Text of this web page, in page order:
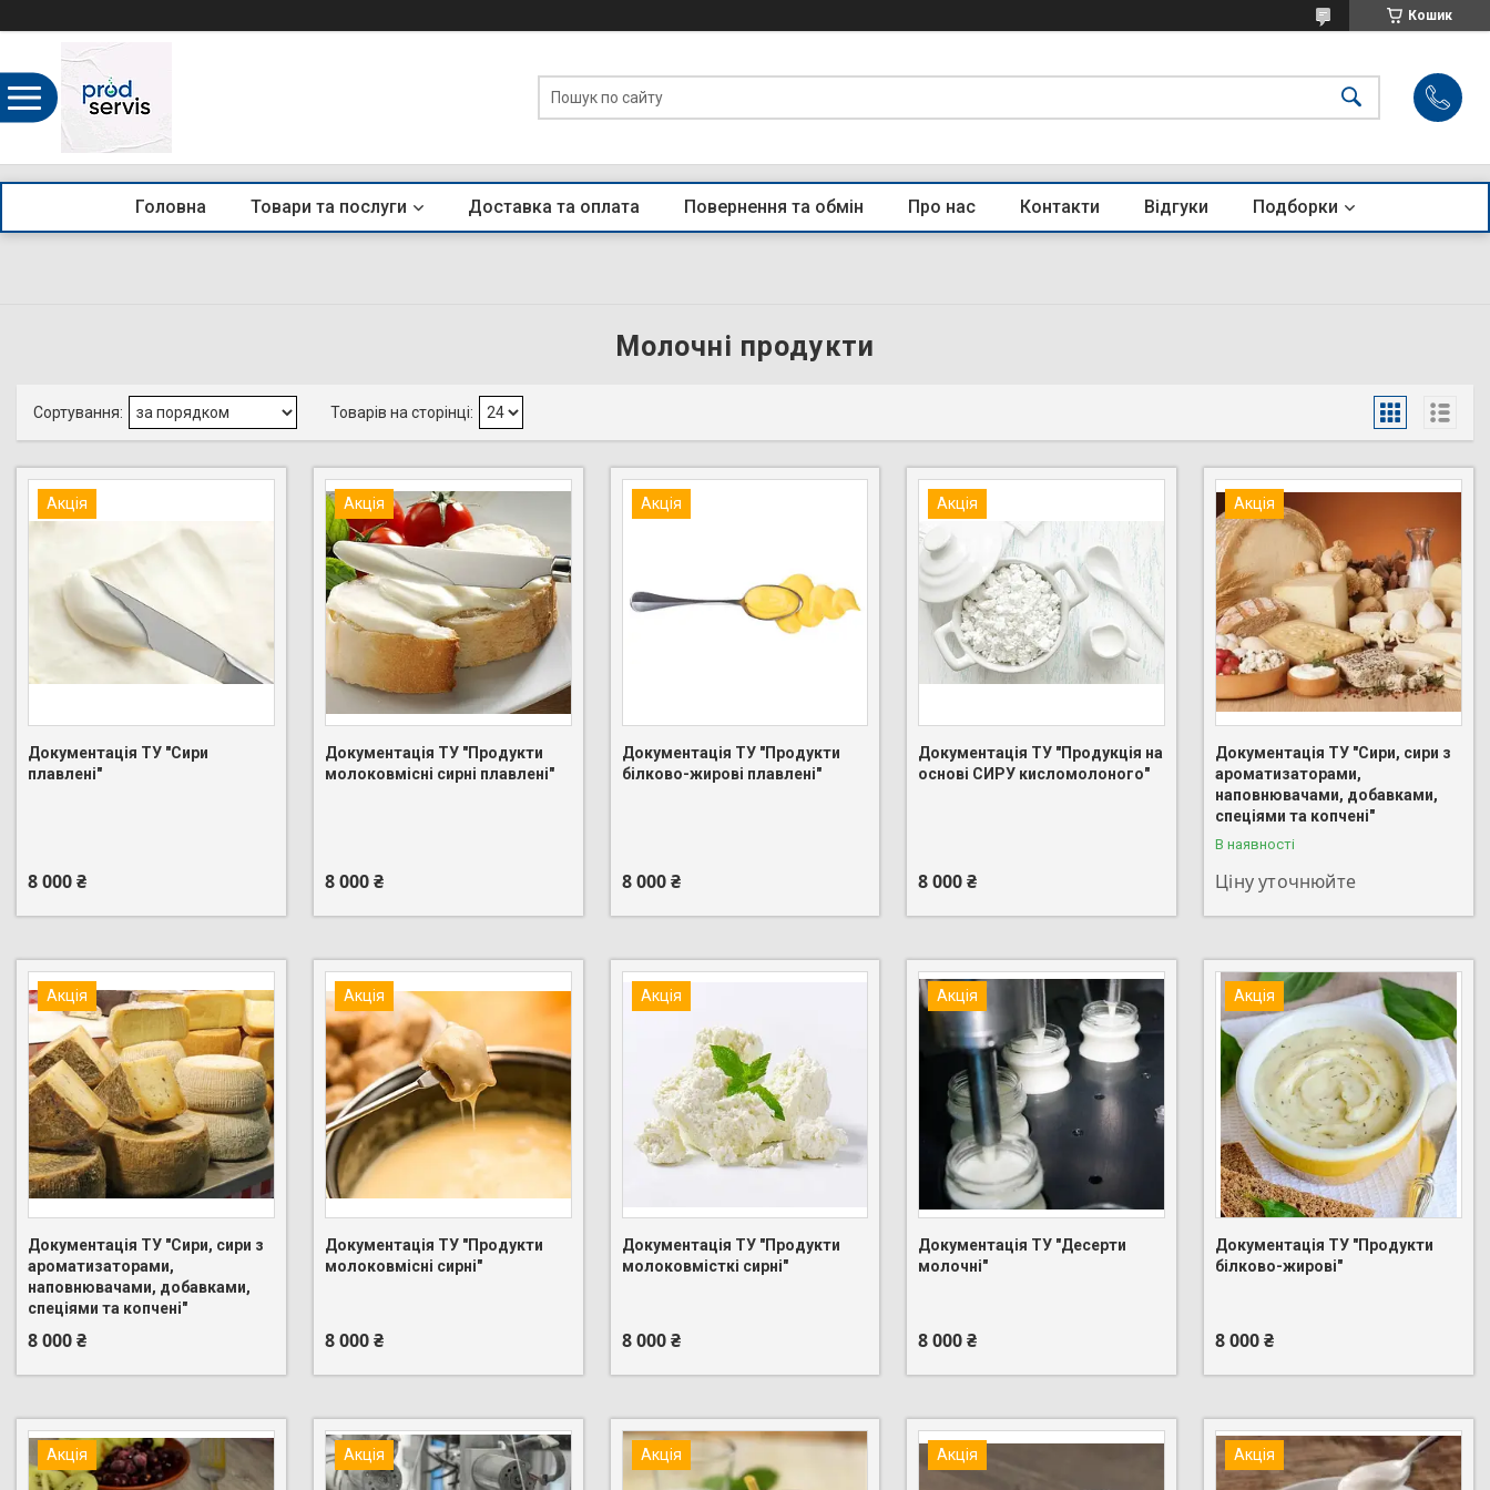
Кошик
Головна Товари та послуги Доставка та оплата Повернення та обмін Про нас Контакти Відгуки Подборки
Молочні продукти
Акція
Документація ТУ "Сири
плавлені"
8 000 ₴
Акція
Документація ТУ "Продукти
молоковмісні сирні плавлені"
8 000 ₴
Акція
Документація ТУ "Продукти
білково-жирові плавлені"
8 000 ₴
Акція
Документація ТУ "Продукція на
основі СИРУ кисломолоного"
8 000 ₴
Акція
Документація ТУ "Сири, сири з
ароматизаторами,
наповнювачами, добавками,
спеціями та копчені"
В наявності
Ціну уточнюйте
+380 (95) 275-88-83
Акція
Документація ТУ "Сири, сири з
ароматизаторами,
наповнювачами, добавками,
спеціями та копчені"
8 000 ₴
+380 (95) 275-88-83
Акція
Документація ТУ "Продукти
молоковмісні сирні"
8 000 ₴
+380 (95) 275-88-83
Акція
Документація ТУ "Продукти
молоковмісткі сирні"
8 000 ₴
+380 (95) 275-88-83
Акція
Документація ТУ "Десерти
молочні"
8 000 ₴
+380 (95) 275-88-83
Акція
Документація ТУ "Продукти
білково-жирові"
8 000 ₴
+380 (95) 275-88-83
Акція Акція Акція Акція Акція